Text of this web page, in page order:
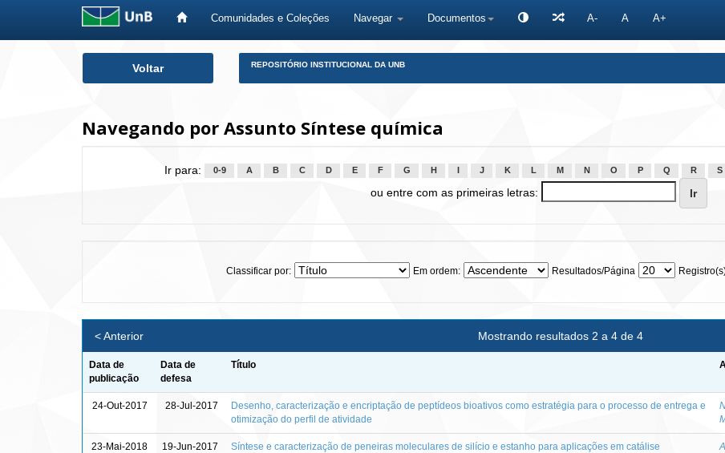
Comunidades e Coleções Navegar Documentos A- A A+
Voltar REPOSITÓRIO INSTITUCIONAL DA UNB
Navegando por Assunto Síntese química
Ir para: 0-9 A B C D E F G H J K L M N O P Q R S
ou entre com as primeiras letras:
Classificar por: Em ordem: Resultados/Página
Mostrando resultados 2 a 4 de 4
< Anterior
Data de
publicação
Data de
defesa
Título
24-Out-2017 28-Jul-2017
Desenho, caracterização e encriptação de peptídeos bioativos como estratégia para o processo de entrega e
otimização do perfil de atividade
23-Mai-2018 19-Jun-2017 Síntese e caracterização de peneiras moleculares de silício e estanho para aplicações em catálise